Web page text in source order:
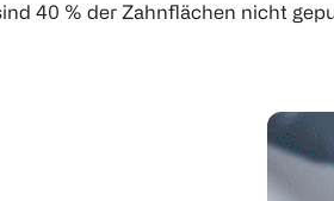
40 % der Zahnflächen nicht